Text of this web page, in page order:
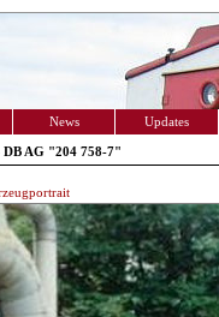
News Updates
DB AG "204 758-7"